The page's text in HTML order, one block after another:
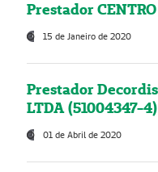
Prestador
15 de Janeiro de 2020
Prestador
LTDA (51004347-4)
01 de Abril de 2020